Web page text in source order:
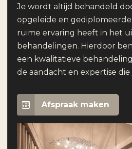
Je wordt altijd behandeld
opgeleide en
ruime ervaring heeft in het
behandelingen. Hierdoor
een kwalitatieve
de aandacht en expertise
Afspraak maken